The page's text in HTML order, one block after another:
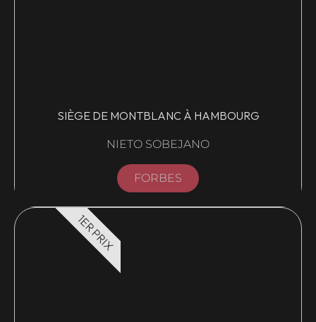
SIÈGE DE MONTBLANC À HAMBOURG
NIETO SOBEJANO
FORBES
1ER PRIX